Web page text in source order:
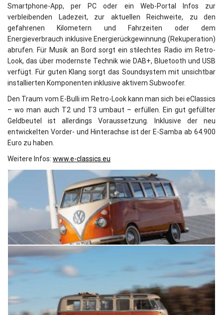
Smartphone-App, per PC oder ein Web-Portal Infos zur
verbleibenden Ladezeit, zur aktuellen Reichweite, zu den
gefahrenen Kilometern und Fahrzeiten oder dem
Energieverbrauch inklusive Energierückgewinnung (Rekuperation)
abrufen. Für Musik an Bord sorgt ein stilechtes Radio im Retro-
Look, das über modernste Technik wie DAB+, Bluetooth und USB
verfügt. Für guten Klang sorgt das Soundsystem mit unsichtbar
installierten Komponenten inklusive aktivem Subwoofer.
Den Traum vom E-Bulli im Retro-Look kann man sich bei eClassics
– wo man auch T2 und T3 umbaut – erfüllen. Ein gut gefüllter
Geldbeutel ist allerdings Voraussetzung. Inklusive der neu
entwickelten Vorder- und Hinterachse ist der E-Samba ab 64.900
Euro zu haben.
Weitere Infos: www.e-classics.eu